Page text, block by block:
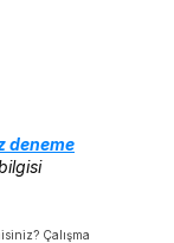
deneme
Çalışma